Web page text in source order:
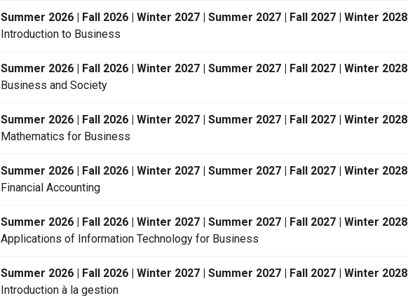
Summer 2026 | Fall 2026 | Winter 2027 | Summer 2027 | Fall 2027 | Winter 2028
Introduction to Business
Summer 2026 | Fall 2026 | Winter 2027 | Summer 2027 | Fall 2027 | Winter 2028
Business and Society
Summer 2026 | Fall 2026 | Winter 2027 | Summer 2027 | Fall 2027 | Winter 2028
Mathematics for Business
Summer 2026 | Fall 2026 | Winter 2027 | Summer 2027 | Fall 2027 | Winter 2028
Financial Accounting
Summer 2026 | Fall 2026 | Winter 2027 | Summer 2027 | Fall 2027 | Winter 2028
Applications of Information Technology for Business
Summer 2026 | Fall 2026 | Winter 2027 | Summer 2027 | Fall 2027 | Winter 2028
Introduction à la gestion